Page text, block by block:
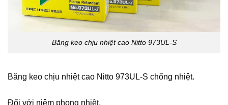
Băng keo chịu nhiệt cao Nitto 973UL-S
Băng keo chịu nhiệt cao Nitto 973UL-S chống nhiệt.
Đối với niêm phong nhiệt.